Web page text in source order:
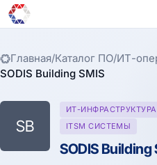
Главная/Каталог ПО/ИТ-
SODIS Building SMIS
SB
ИТ-ИНФРАСТРУКТУРА
ITSM СИСТЕМЫ
SODIS Building